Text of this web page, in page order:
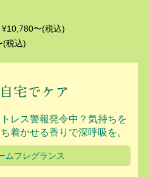
〜(税込)
(税込)
レス警報発令中？気持ちを
着かせる香りで深呼吸を。
ムフレグランス